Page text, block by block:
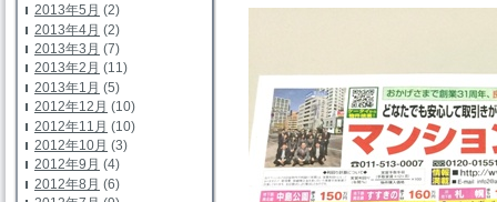
2013年5月 (2)
2013年4月 (2)
2013年3月 (7)
2013年2月 (11)
2013年1月 (5)
2012年12月 (10)
2012年11月 (10)
2012年10月 (3)
2012年9月 (4)
2012年8月 (6)